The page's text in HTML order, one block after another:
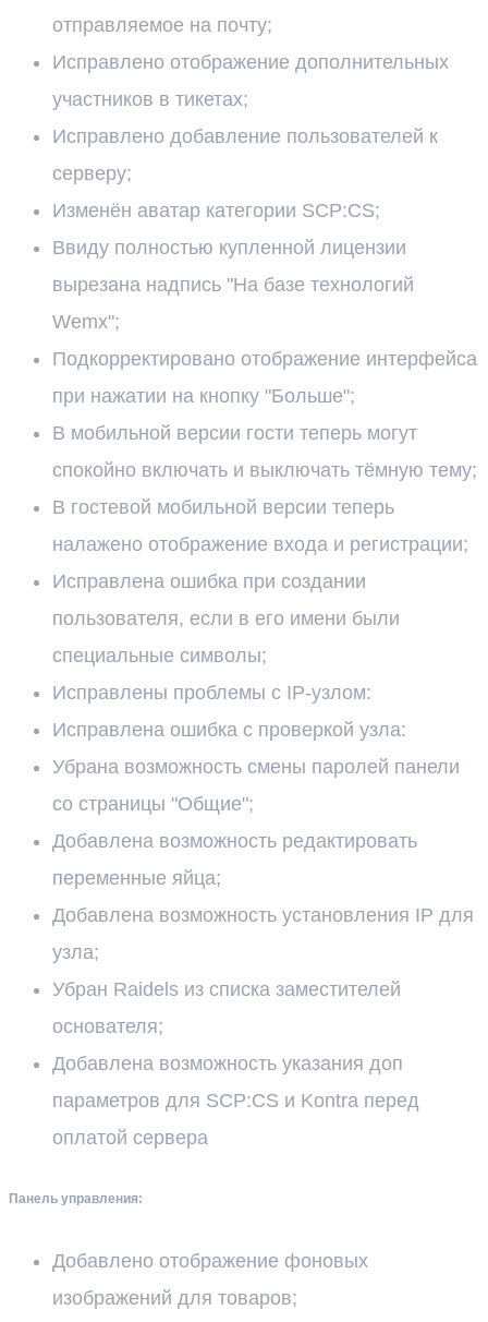
отправляемое на почту;
Исправлено отображение дополнительных
участников в тикетах;
Исправлено добавление пользователей к
серверу;
Изменён аватар категории SCP:CS;
Ввиду полностью купленной лицензии
вырезана надпись "На базе технологий
Wemx";
Подкорректировано отображение интерфейса
при нажатии на кнопку "Больше";
В мобильной версии гости теперь могут
спокойно включать и выключать тёмную тему;
В гостевой мобильной версии теперь
налажено отображение входа и регистрации;
Исправлена ошибка при создании
пользователя, если в его имени были
специальные символы;
Исправлены проблемы с IP-узлом:
Исправлена ошибка с проверкой узла:
Убрана возможность смены паролей панели
со страницы "Общие";
Добавлена возможность редактировать
переменные яйца;
Добавлена возможность установления IP для
узла;
Убран Raidels из списка заместителей
основателя;
Добавлена возможность указания доп
параметров для SCP:CS и Kontra перед
оплатой сервера
Панель управления:
Добавлено отображение фоновых
изображений для товаров;